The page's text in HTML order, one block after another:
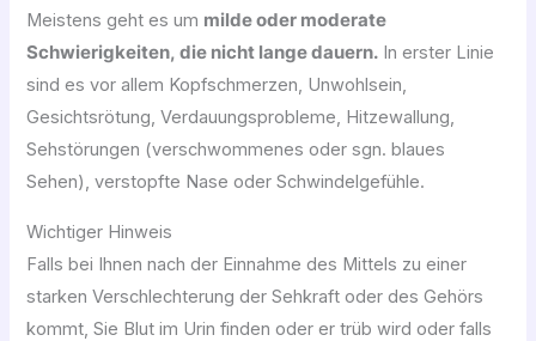
Meistens geht es um milde oder moderate
Schwierigkeiten, die nicht lange dauern. In erster Linie
sind es vor allem Kopfschmerzen, Unwohlsein,
Gesichtsrötung, Verdauungsprobleme, Hitzewallung,
Sehstörungen (verschwommenes oder sgn. blaues
Sehen), verstopfte Nase oder Schwindelgefühle.
Wichtiger Hinweis
Falls bei Ihnen nach der Einnahme des Mittels zu einer
starken Verschlechterung der Sehkraft oder des Gehörs
kommt, Sie Blut im Urin finden oder er trüb wird oder falls